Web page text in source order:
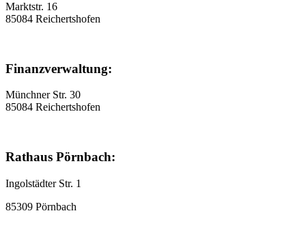
Marktstr. 16
85084 Reichertshofen
Finanzverwaltung:
Münchner Str. 30
85084 Reichertshofen
Rathaus Pörnbach:
Ingolstädter Str. 1
85309 Pörnbach